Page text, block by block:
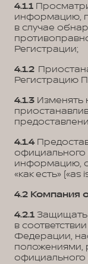
4.1.1
информацию,
в случае
Регистрации;
4.1.2
Регистрацию
4.1.3 Изменять
4.1.4
официального
информацию,
«как есть»
4.2 Компания
4.2.1 Защищать
в
Федерации,
положениями,
официального